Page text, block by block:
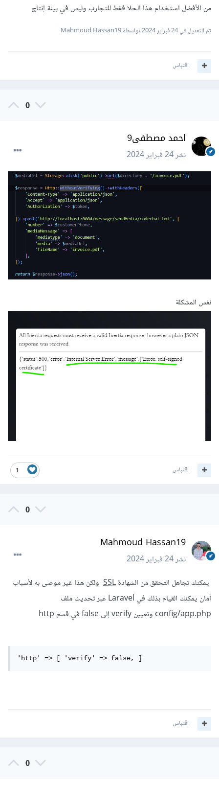
من الأفضل استخدام هذا الحلا فقط للتجارب وليس في بيئة إنتاج
تم التعديل في24 فبراير 2024 بواسطة Mahmoud Hassan19
اقتباس
0
احمد مصطفى9
نشر24 فبراير 2024
نفس المشكلة
1 اقتباس
0
Mahmoud Hassan19
نشر24 فبراير 2024
يمكنك تجاهل التحقق من الشهادةSSLولكن هذا غير موصى به لأسباب
أمان يمكنك القيام بذلك في Laravel عبر تحديث ملف
config/app.php وتعيين verify إلى false في قسم http
'http' => [ 'verify' => false, ]
اقتباس
0